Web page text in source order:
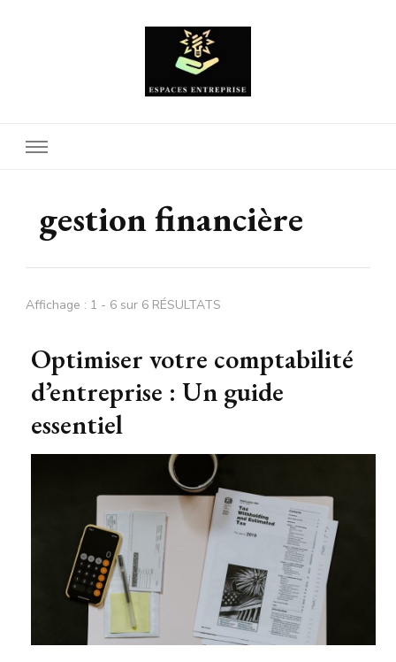
gestion financière
Affichage : 1 - 6 sur 6 RÉSULTATS
Optimiser votre comptabilité
d’entreprise : Un guide
essentiel